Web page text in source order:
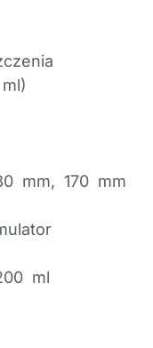
mm, 170 mm
ml